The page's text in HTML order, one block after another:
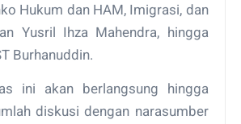
Hukum dan HAM, Imigrasi, dan
Yusril Ihza Mahendra, hingga
Burhanuddin.
ini akan berlangsung hingga
diskusi dengan narasumber